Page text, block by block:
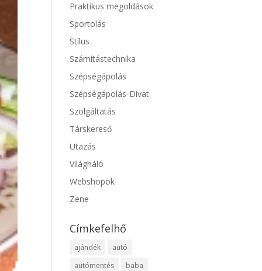
Praktikus megoldások
Sportolás
Stílus
Számítástechnika
Szépségápolás
Szépségápolás-Divat
Szolgáltatás
Társkereső
Utazás
Világháló
Webshopok
Zene
Címkefelhő
ajándék
autó
autómentés
baba